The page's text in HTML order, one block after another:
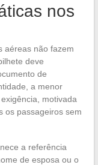
nos
aéreas não fazem
deve
de
a menor
motivada
os passageiros sem
a referência
de esposa ou o